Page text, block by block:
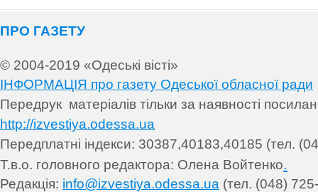
ПРО ГАЗЕТУ
© 2004-2019 «Одеські вісті»
ІНФОРМАЦІЯ про газету Одеської обласної ради
Передрук матеріалів тільки за наявності
http://izvestiya.odessa.ua
Передплатні індекси: 30387,40183,40185 (тел.
Т.в.о. головного редактора: Олена Войтенко.
Редакція: info@izvestiya.odessa.ua (тел. (048)